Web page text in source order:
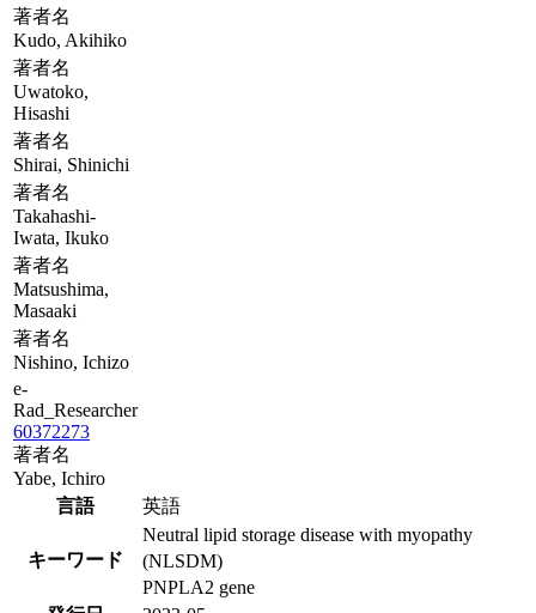
著者名
Kudo, Akihiko
著者名
Uwatoko,
Hisashi
著者名
Shirai, Shinichi
著者名
Takahashi-
Iwata, Ikuko
著者名
Matsushima,
Masaaki
著者名
Nishino, Ichizo
e-
Rad_Researcher
60372273
著者名
Yabe, Ichiro
言語
英語
キーワード
Neutral lipid storage disease with myopathy
(NLSDM)
PNPLA2 gene